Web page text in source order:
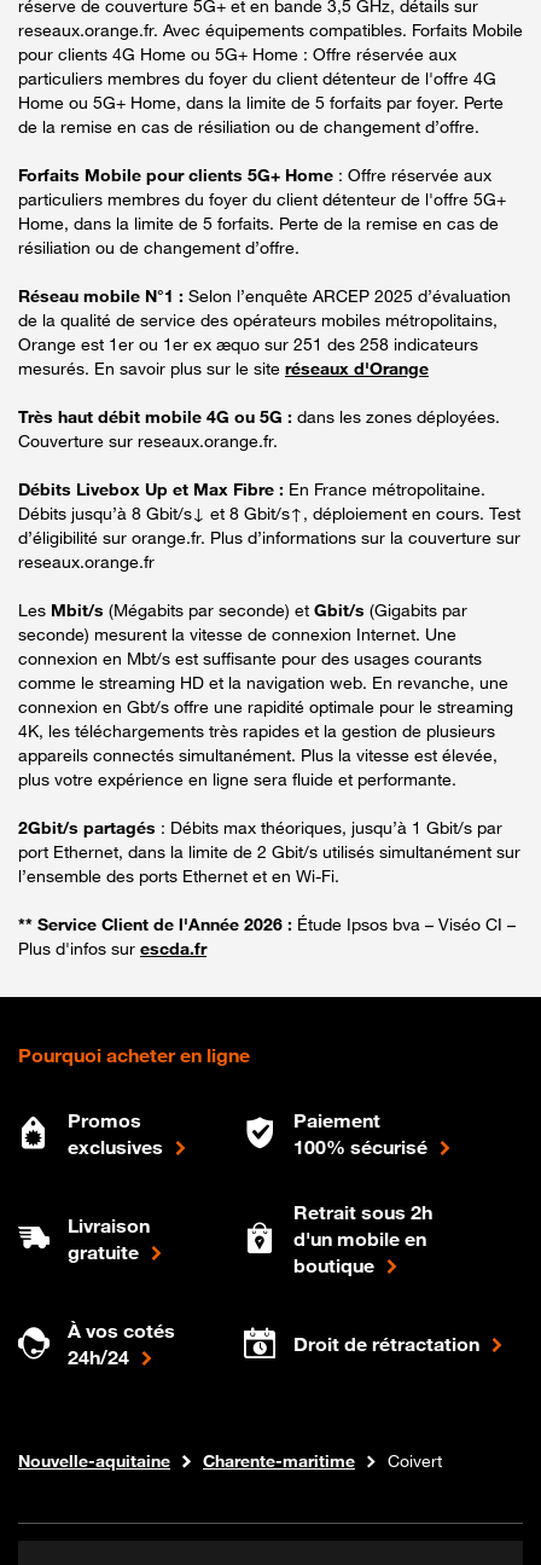
réserve de couverture 5G+ et en bande 3,5 GHz, détails sur
reseaux.orange.fr. Avec équipements compatibles. Forfaits Mobile
pour clients 4G Home ou 5G+ Home : Offre réservée aux
particuliers membres du foyer du client détenteur de l'offre 4G
Home ou 5G+ Home, dans la limite de 5 forfaits par foyer. Perte
de la remise en cas de résiliation ou de changement d’offre.
Forfaits Mobile pour clients 5G+ Home : Offre réservée aux
particuliers membres du foyer du client détenteur de l'offre 5G+
Home, dans la limite de 5 forfaits. Perte de la remise en cas de
résiliation ou de changement d’offre.
Réseau mobile N°1 : Selon l’enquête ARCEP 2025 d’évaluation
de la qualité de service des opérateurs mobiles métropolitains,
Orange est 1er ou 1er ex æquo sur 251 des 258 indicateurs
mesurés. En savoir plus sur le site réseaux d'Orange
Très haut débit mobile 4G ou 5G : dans les zones déployées.
Couverture sur reseaux.orange.fr.
Débits Livebox Up et Max Fibre : En France métropolitaine.
Débits jusqu’à 8 Gbit/s↓ et 8 Gbit/s↑, déploiement en cours. Test
d’éligibilité sur orange.fr. Plus d’informations sur la couverture sur
reseaux.orange.fr
Les Mbit/s (Mégabits par seconde) et Gbit/s (Gigabits par
seconde) mesurent la vitesse de connexion Internet. Une
connexion en Mbt/s est suffisante pour des usages courants
comme le streaming HD et la navigation web. En revanche, une
connexion en Gbt/s offre une rapidité optimale pour le streaming
4K, les téléchargements très rapides et la gestion de plusieurs
appareils connectés simultanément. Plus la vitesse est élevée,
plus votre expérience en ligne sera fluide et performante.
2Gbit/s partagés : Débits max théoriques, jusqu’à 1 Gbit/s par
port Ethernet, dans la limite de 2 Gbit/s utilisés simultanément sur
l’ensemble des ports Ethernet et en Wi-Fi.
** Service Client de l'Année 2026 : Étude Ipsos bva – Viséo CI –
Plus d'infos sur escda.fr
Pourquoi acheter en ligne
Promos
exclusives
Paiement
100% sécurisé
Livraison
gratuite
Retrait sous 2h
d'un mobile en
boutique
À vos cotés
24h/24
Droit de rétractation
Boutique Orange
Internet fibre
Nouvelle-aquitaine Charente-maritime Coivert